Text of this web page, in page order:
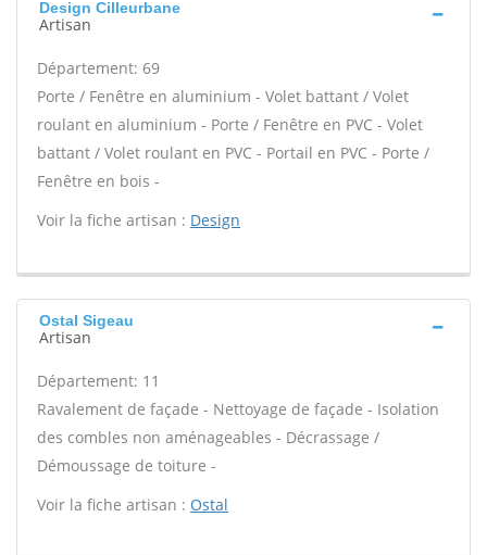
Design Cilleurbane
Artisan
Département: 69
Porte / Fenêtre en aluminium - Volet battant / Volet
roulant en aluminium - Porte / Fenêtre en PVC - Volet
battant / Volet roulant en PVC - Portail en PVC - Porte /
Fenêtre en bois -
Voir la fiche artisan : Design
Ostal Sigeau
Artisan
Département: 11
Ravalement de façade - Nettoyage de façade - Isolation
des combles non aménageables - Décrassage /
Démoussage de toiture -
Voir la fiche artisan : Ostal